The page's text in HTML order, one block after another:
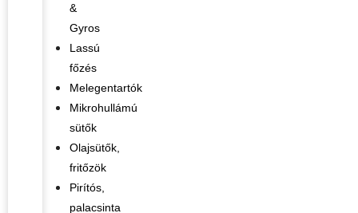
&
Gyros
Lassú
főzés
Melegentartók
Mikrohullámú
sütők
Olajsütők,
fritőzök
Pirítós,
palacsinta